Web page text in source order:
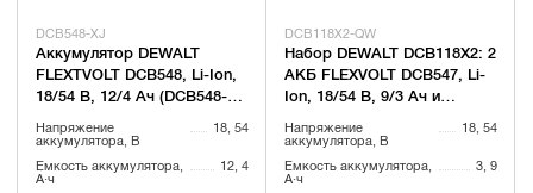
DCB548-XJ
Аккумулятор DEWALT
FLEXTVOLT DCB548, Li-Ion,
18/54 В, 12/4 Ач (DCB548-
Напряжение
аккумулятора, В
18, 54
Емкость аккумулятора,
А·ч
12, 4
DCB118X2-QW
Набор DEWALT DCB118X2: 2
АКБ FLEXVOLT DCB547, Li-
Ion, 18/54 В, 9/3 Ач и
устройство DCB118, 18/54
В, 8 А
Напряжение
аккумулятора, В
18, 54
Емкость аккумулятора,
А·ч
3, 9